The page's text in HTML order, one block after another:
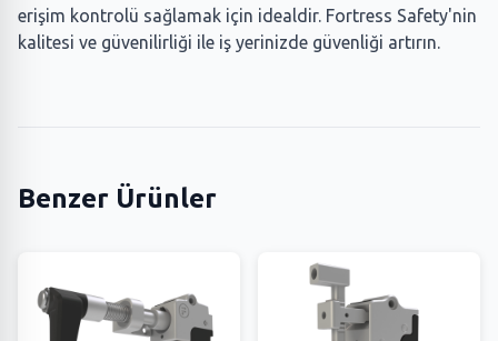
erişim kontrolü sağlamak için idealdir. Fortress Safety'nin
kalitesi ve güvenilirliği ile iş yerinizde güvenliği artırın.
Benzer Ürünler